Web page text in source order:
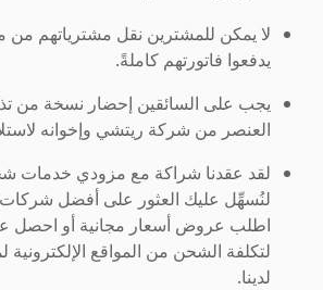
لا يمكن للمشترين نقل مشترياتهم من
يدفعوا فاتورتهم كاملةً.
يجب على السائقين إحضار نسخة من
العنصر من شركة ريتشي وإخوانه
لقد عقدنا شراكة مع مزودي خدمات
لنُسهِّل عليك العثور على أفضل شركات
اطلب عروض أسعار مجانية أو احصل
لتكلفة الشحن من المواقع
لدينا.